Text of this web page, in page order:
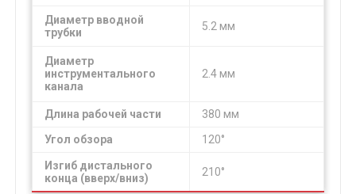
Диаметр вводной
трубки
5.2 мм
Диаметр
инструментального
канала
2.4 мм
Длина рабочей части
380 мм
Угол обзора
120°
Изгиб дистального
конца (вверх/вниз)
210°